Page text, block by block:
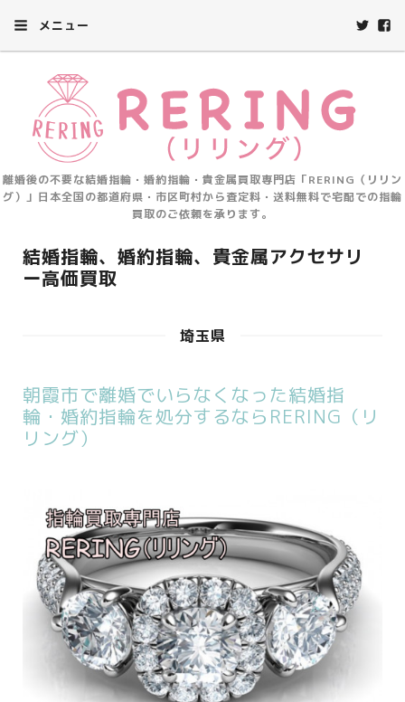
メニュー
離婚後の不要な結婚指輪・婚約指輪・貴金属買取専門店「RERING（リリン
グ）」日本全国の都道府県・市区町村から査定料・送料無料で宅配での指輪
買取のご依頼を承ります。
結婚指輪、婚約指輪、貴金属アクセサリ
ー高価買取
埼玉県
朝霞市で離婚でいらなくなった結婚指
輪・婚約指輪を処分するならRERING（リ
リング）